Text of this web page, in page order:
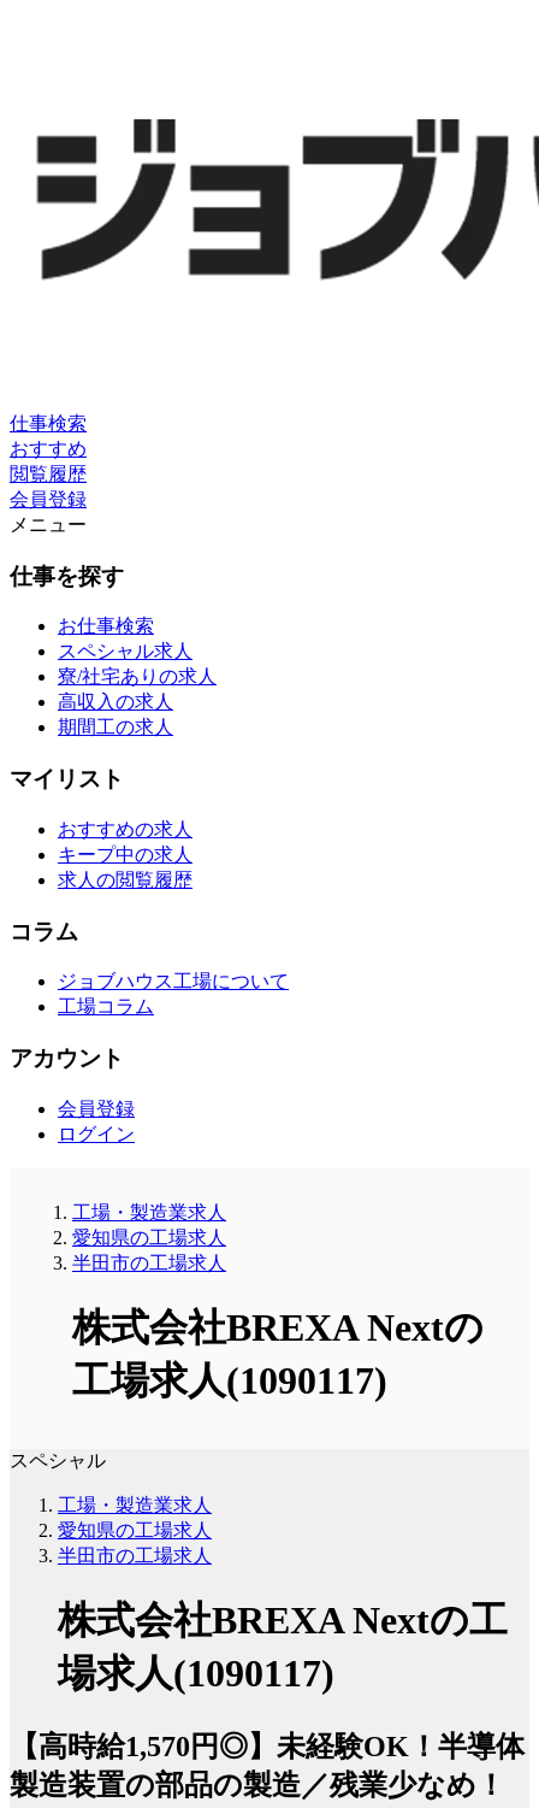
仕事検索
おすすめ
閲覧履歴
会員登録
メニュー
仕事を探す
お仕事検索
スペシャル求人
寮/社宅ありの求人
高収入の求人
期間工の求人
マイリスト
おすすめの求人
キープ中の求人
求人の閲覧履歴
コラム
ジョブハウス工場について
工場コラム
アカウント
会員登録
ログイン
工場・製造業求人
愛知県の工場求人
半田市の工場求人
株式会社BREXA Nextの
工場求人(1090117)
スペシャル
工場・製造業求人
愛知県の工場求人
半田市の工場求人
株式会社BREXA Nextの工
場求人(1090117)
【高時給1,570円◎】未経験OK！半導体
製造装置の部品の製造／残業少なめ！